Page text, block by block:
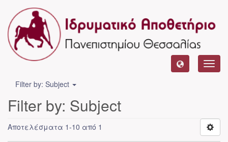
Filter by: Subject
Filter by: Subject
Αποτελέσματα 1-10 από 1